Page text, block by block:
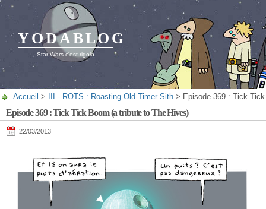
YODABLOG
Star Wars c'est rigolo
Accueil > III - ROTS : Roasting Old-Timer Sith > Episode 369 : Tick
Episode 369 : Tick Tick Boom (a tribute to The Hives)
22/03/2013